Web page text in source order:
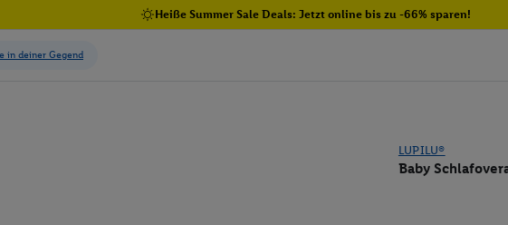
Heiße Summer Sale Deals: Jetzt online bis zu -66% sparen!
LUPILU®
Baby